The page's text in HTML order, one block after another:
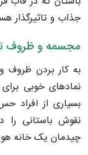
جذاب و تاثیرگذار
مجسمه و ظروف
به کار بردن ظروف
نمادهای خوبی
بسیاری از افراد
نقوش باستانی را
چیدمان یک خانه